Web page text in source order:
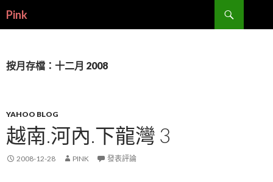
Pink
尋
容
按月存檔：十二月 2008
YAHOO BLOG
越南.河內.下龍灣 3
2008-12-28 PINK 發表評論